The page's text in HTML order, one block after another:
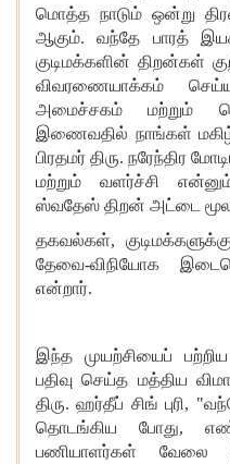
மொத்த நாடும் ஒன்று
ஆகும்.வந்தே பாரத்
குடிமக்களின் திறன்கள்
விவரணையாக்கம்
அமைச்சகம்
மற்றும்
இணைவதில் நாங்கள்
பிரதமர் திரு. நரேந்திர
மற்றும்
வளர்ச்சி
ஸ்வதேஸ் திறன் அட்டை
தகவல்கள், குடிமக்களுக்கு
தேவை-விநியோக
என்றார்.
இந்த முயற்சியைப் பற்றிய
பதிவு செய்த மத்திய
திரு.ஹர்தீப் சிங் புரி, "
தொடங்கிய
போது,
பணியாளர்கள்
வேலை